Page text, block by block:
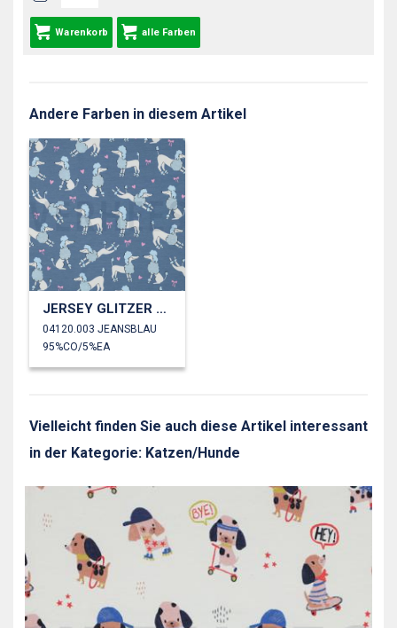
Warenkorb alle Farben
Andere Farben in diesem Artikel
JERSEY GLITZER PUDEL
04120.003 JEANSBLAU
95%CO/5%EA
Vielleicht finden Sie auch diese Artikel interessant
in der Kategorie: Katzen/Hunde